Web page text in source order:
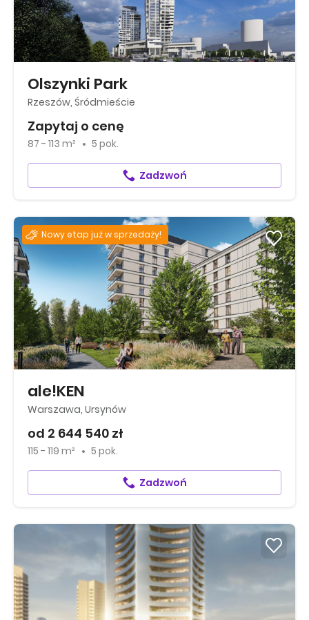
Olszynki Park
Rzeszów, Śródmieście
Zapytaj o cenę
87 - 113 m² 5 pok.
Zadzwoń
Nowy etap już w sprzedaży!
ale!KEN
Warszawa, Ursynów
od 2 644 540 zł
115 - 119 m² 5 pok.
Zadzwoń